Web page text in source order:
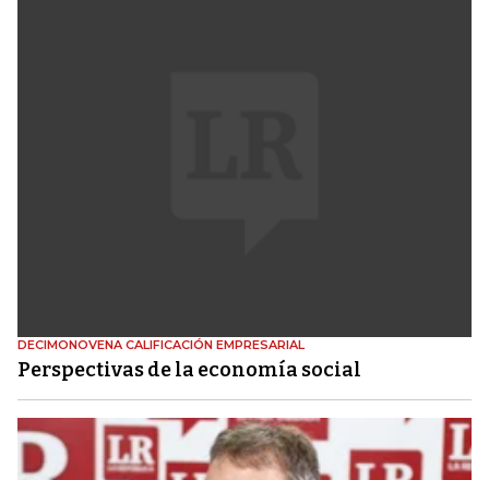
DECIMONOVENA CALIFICACIÓN EMPRESARIAL
Perspectivas de la economía social